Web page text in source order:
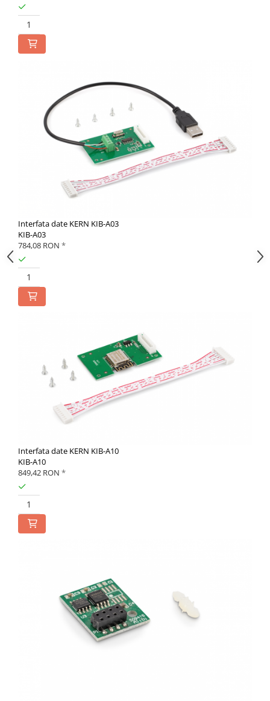
Interfata date KERN KIB-A03
KIB-A03
784,08 RON *
Interfata date KERN KIB-A10
KIB-A10
849,42 RON *